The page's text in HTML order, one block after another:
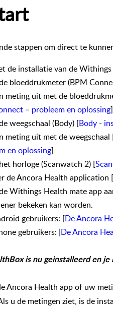
stappen om direct te
de installatie van de
bloeddrukmeter (BPM
meting uit met de
– probleem en oplossing]
weegschaal (Body) [Body -
meting uit met de weegschaal
en oplossing]
horloge (Scanwatch 2) [
de Ancora Health application [
Withings Health mate app
bekeken kan worden.
gebruikers: [De Ancora
gebruikers: |De Ancora
is nu geinstalleerd en
Ancora Health app of uw
u de metingen ziet, is de